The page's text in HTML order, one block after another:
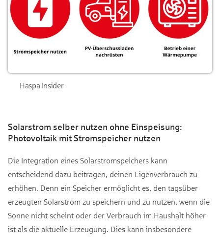
Haspa Insider
Solarstrom selber nutzen ohne Einspeisung:
Photovoltaik mit Stromspeicher nutzen
Die Integration eines Solarstromspeichers kann
entscheidend dazu beitragen, deinen Eigenverbrauch zu
erhöhen. Denn ein Speicher ermöglicht es, den tagsüber
erzeugten Solarstrom zu speichern und zu nutzen, wenn die
Sonne nicht scheint oder der Verbrauch im Haushalt höher
ist als die aktuelle Erzeugung. Dies kann insbesondere